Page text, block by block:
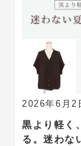
2026年6月2
黒より軽く
る。迷わな